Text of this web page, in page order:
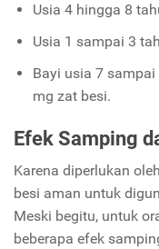
Usia 4 hingga 8
Usia 1 sampai 3
Bayi usia 7
mg zat besi.
Efek Samping
Karena diperlukan
besi aman untuk
Meski begitu, untuk
beberapa efek